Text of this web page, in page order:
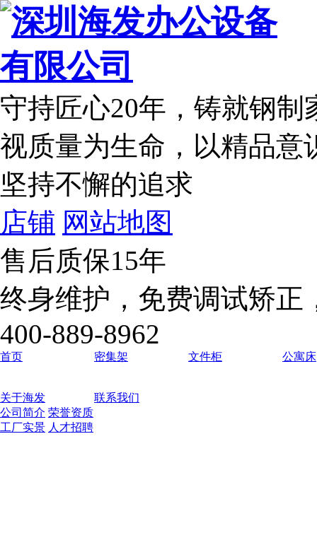
守持匠心20年 ，铸就钢
视质量为生命，以精品意
坚持不懈的追求
店铺 网站地图
售后质保15年
终身维护，免费调试矫正
400-889-8962
首页 密集架 文件柜 公寓床
关于海发
公司简介 荣誉资质
工厂实景 人才招聘
联系我们